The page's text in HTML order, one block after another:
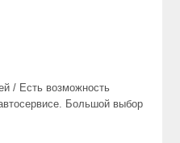
/ Есть возможность
Большой выбор